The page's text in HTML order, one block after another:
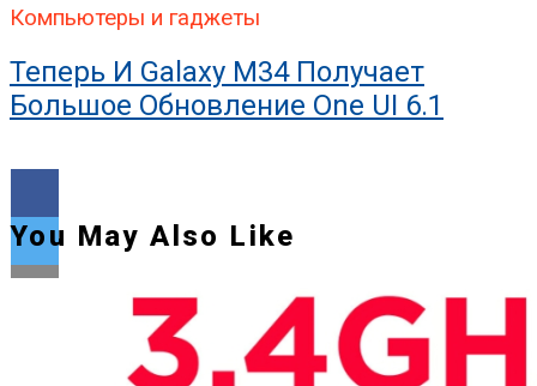
Компьютеры и гаджеты
Теперь И Galaxy M34 Получает
Большое Обновление One UI 6.1
You May Also Like